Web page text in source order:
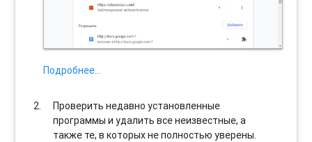
Подробнее…
Проверить недавно установленные
программы и удалить все неизвестные, а
также те, в которых не полностью уверены.